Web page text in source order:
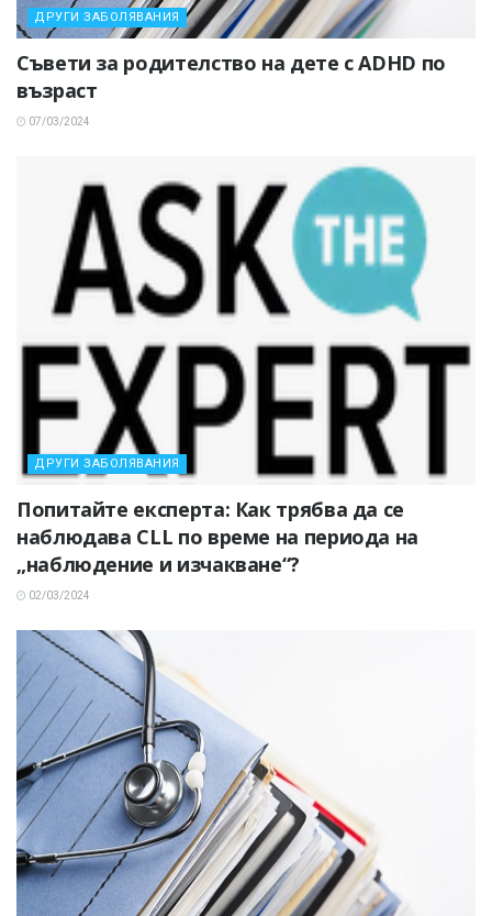
ДРУГИ ЗАБОЛЯВАНИЯ
Съвети за родителство на дете с ADHD по
възраст
07/03/2024
ДРУГИ ЗАБОЛЯВАНИЯ
Попитайте експерта: Как трябва да се
наблюдава CLL по време на периода на
„наблюдение и изчакване“?
02/03/2024